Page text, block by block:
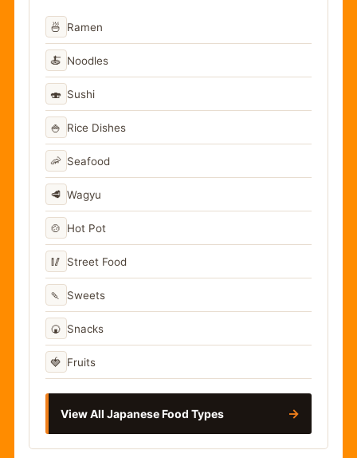
🍜 Ramen
🍝 Noodles
🍣 Sushi
🍚 Rice Dishes
🦐 Seafood
🥩 Wagyu
🍲 Hot Pot
🥢 Street Food
🍡 Sweets
🍘 Snacks
🍓 Fruits
View All Japanese Food Types →